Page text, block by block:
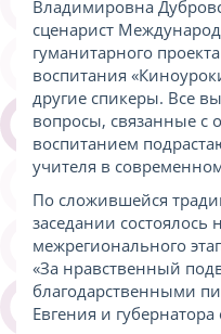
Владимировна
сценарист
гуманитарного
воспитания
другие спикеры. Все
вопросы, связанные с
воспитанием
учителя в
По сложившейся
заседании состоялось
межрегионального
«За нравственный
благодарственными
Евгения и